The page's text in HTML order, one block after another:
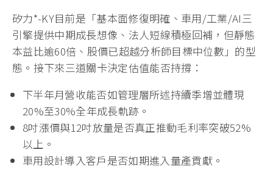
矽力*-KY目前是「基本面修復明確、車用/工業/AI三
引擎提供中期成長想像、法人短線積極回補，但靜態
本益比逾60倍、股價已超越分析師目標中位數」的型
態。接下來三道關卡決定估值能否持撐：
下半年月營收能否如管理層所述持續季增並體現
20%至30%全年成長軌跡。
8吋漲價與12吋放量是否真正推動毛利率突破52%
以上。
車用設計導入客戶是否如期進入量產貢獻。